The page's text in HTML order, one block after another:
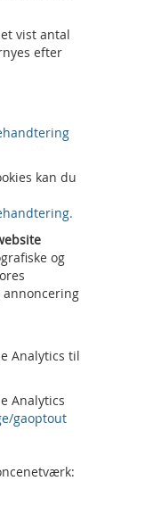
vist antal
efter
kan du
og
Analytics til
Analytics
gaoptout